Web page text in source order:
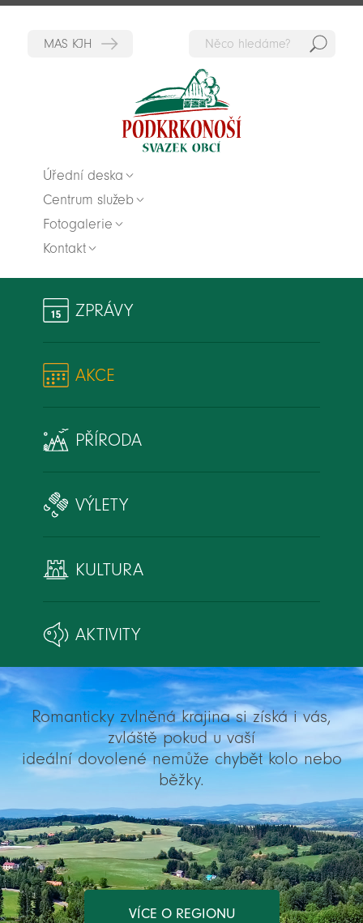
Úřední deska
Centrum služeb
Fotogalerie
Kontakt
ZPRÁVY
AKCE
PŘÍRODA
VÝLETY
KULTURA
AKTIVITY
Romanticky zvlněná krajina si získá i vás,
zvláště pokud u vaší
ideální dovolené nemůže chybět kolo nebo
běžky.
VÍCE O REGIONU